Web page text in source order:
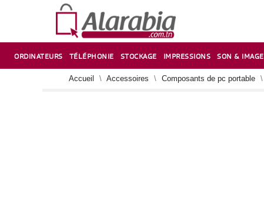
ORDINATEURS TÉLÉPHONIE STOCKAGE IMPRESSIONS SON & IMAGE
Accueil Accessoires Composants de pc portable